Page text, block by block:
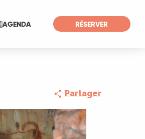
AGENDA RÉSERVER
Partager